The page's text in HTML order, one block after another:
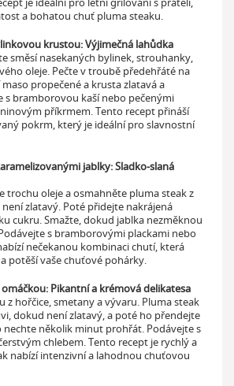
a bohatou chuť pluma steaku.
krustou: Výjimečná lahůdka
směsí nasekaných bylinek, strouhanky,
oleje. Pečte v troubě předehřáté na
maso propečené a krusta zlatavá a
s bramborovou kaší nebo pečenými
příkrmem. Tento recept přináší
pokrm, který je ideální pro slavnostní
jablky: Sladko-slaná
trochu oleje a osmahněte pluma steak z
zlatavý. Poté přidejte nakrájená
cukru. Smažte, dokud jablka nezměknou
s bramborovými plackami nebo
nečekanou kombinaci chutí, která
potěší vaše chuťové pohárky.
Pikantní a krémová delikatesa
z hořčice, smetany a vývaru. Pluma steak
dokud není zlatavý, a poté ho přendejte
nechte několik minut prohřát. Podávejte s
chlebem. Tento recept je rychlý a
nabízí intenzivní a lahodnou chuťovou